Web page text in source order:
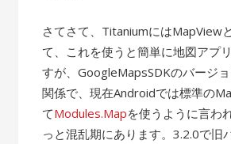
さてさて、TitaniumにはMapView
て、これを使うと簡単に地図アプ
すが、GoogleMapsSDKのバージ
関係で、現在Androidでは標準の
てModules.Mapを使うように言わ
っと混乱期にあります。3.2.0で旧